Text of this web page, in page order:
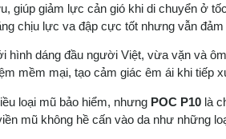
giúp giảm lực cản gió khi di chuyển ở
chịu lực va đập cực tốt nhưng vẫn
dáng đầu người Việt, vừa vặn và
mềm mại, tạo cảm giác êm ái khi tiếp
loại mũ bảo hiểm, nhưng POC P10 là
mũ không hề cấn vào da như những